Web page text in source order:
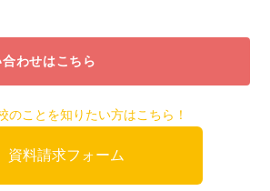
わせはこちら
のことを知りたい方はこちら！
資料請求フォーム